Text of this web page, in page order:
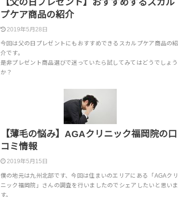
【父の日プレゼント】おすすめするスカル
プケア商品の紹介
2019年5月28日
今回は父の日プレゼントにもおすすめできるスカルプケア商品の紹
介です。
是非プレゼント商品選びで迷っていたら試してみてはどうでしょう
か？
【薄毛の悩み】AGAクリニック福岡院の口
コミ情報
2019年5月15日
僕の地元は九州北部です、今回は住まいのエリアにある「AGAクリ
ニック福岡院」さんの調査を行いましたのでシェアしたいと思いま
す。